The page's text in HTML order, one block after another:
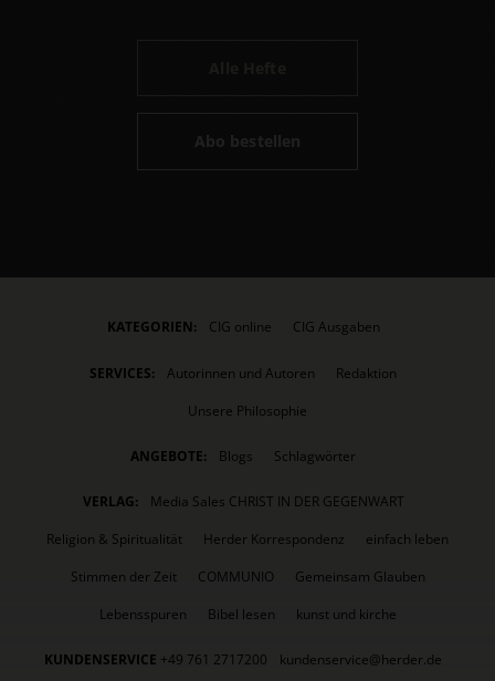
Abo bestellen
KATEGORIEN: CIG online CIG Ausgaben
SERVICES: Autorinnen und Autoren
Redaktion
Unsere Philosophie
ANGEBOTE: Blogs Schlagwörter
VERLAG:
Media Sales CHRIST IN DER GEGENWART
Religion & Spiritualität
Herder Korrespondenz
einfach leben
Stimmen der Zeit
COMMUNIO
Gemeinsam Glauben
Lebensspuren
Bibel lesen kunst und kirche
KUNDENSERVICE +49 761 2717200
kundenservice@herder.de